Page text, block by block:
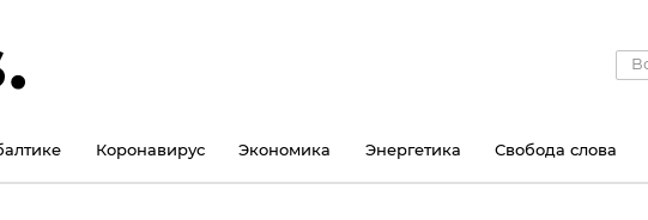
Коронавирус Экономика Энергетика Свобода слова